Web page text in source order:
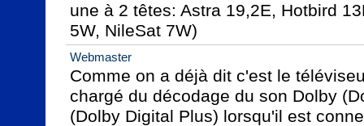
une à 2 têtes: Astra 19,2E, Hotbird
5W, NileSat 7W)
Webmaster
Comme on a déjà dit c'est le
chargé du décodage du son Dolby
(Dolby Digital Plus) lorsqu'il est